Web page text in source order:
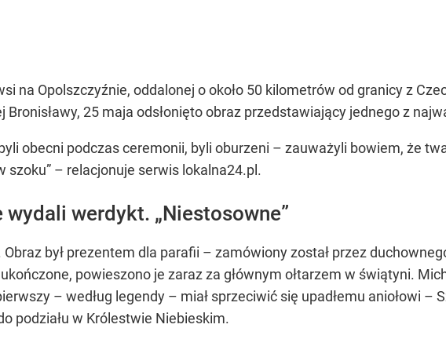
na Opolszczyźnie, oddalonej o około 50 kilometrów od granicy z
Bronisławy, 25 maja odsłonięto obraz przedstawiający jednego z
obecni podczas ceremonii, byli oburzeni – zauważyli bowiem, że
szoku” – relacjonuje serwis lokalna24.pl.
wydali werdykt. „Niestosowne”
Obraz był prezentem dla parafii – zamówiony został przez
ukończone, powieszono je zaraz za głównym ołtarzem w świątyni.
– według legendy – miał sprzeciwić się upadłemu aniołowi –
podziału w Królestwie Niebieskim.